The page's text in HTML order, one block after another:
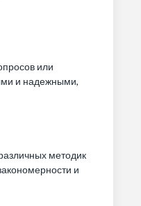
или
и надежными,
методик
и